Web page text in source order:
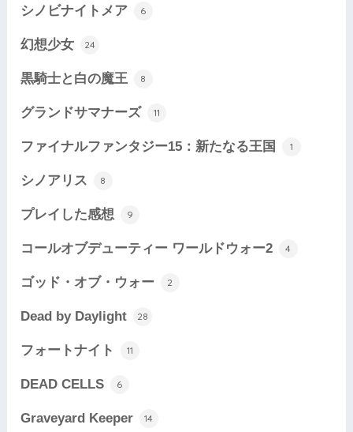
シノビナイトメア 6
幻想少女 24
黒騎士と白の魔王 8
グランドサマナーズ 11
ファイナルファンタジー15：新たなる王国 1
シノアリス 8
プレイした感想 9
コールオブデューティー ワールドウォー2 4
ゴッド・オブ・ウォー 2
Dead by Daylight 28
フォートナイト 11
DEAD CELLS 6
Graveyard Keeper 14